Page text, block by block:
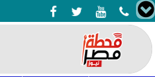
   